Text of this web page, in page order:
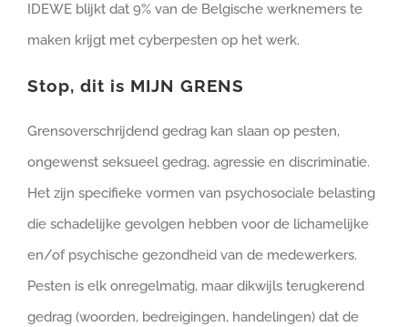
IDEWE blijkt dat 9% van de Belgische werknemers te
maken krijgt met cyberpesten op het werk.
Stop, dit is MIJN GRENS
Grensoverschrijdend gedrag kan slaan op pesten,
ongewenst seksueel gedrag, agressie en discriminatie.
Het zijn specifieke vormen van psychosociale belasting
die schadelijke gevolgen hebben voor de lichamelijke
en/of psychische gezondheid van de medewerkers.
Pesten is elk onregelmatig, maar dikwijls terugkerend
gedrag (woorden, bedreigingen, handelingen) dat de